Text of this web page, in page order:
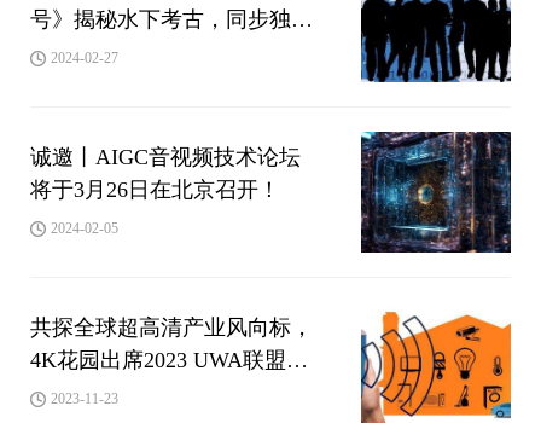
号》揭秘水下考古，同步独家
登陆百视通大屏
2024-02-27
诚邀丨AIGC音视频技术论坛
将于3月26日在北京召开！
2024-02-05
共探全球超高清产业风向标，
4K花园出席2023 UWA联盟会
员大会
2023-11-23